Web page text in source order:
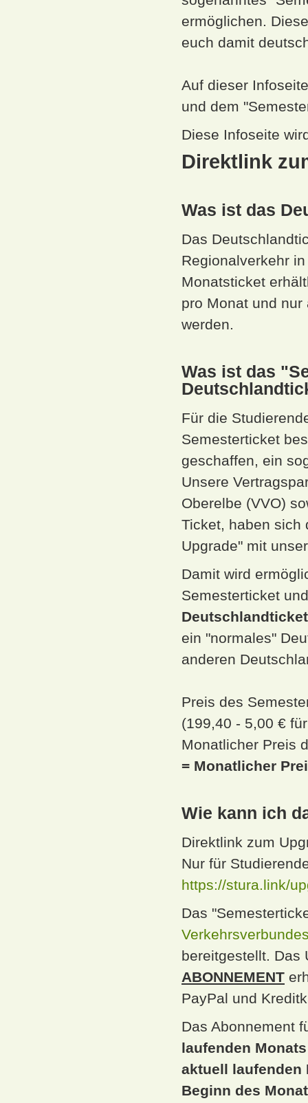
ermöglichen.
euch damit
Auf dieser
und dem
Diese Infoseite
Direktlink
Was ist das
Das
Regionalverkehr
Monatsticket
pro Monat und
werden.
Was ist das
Für die
Semesterticket
geschaffen, ein
Unsere
Oberelbe (VVO)
Ticket, haben sich
Upgrade" mit
Damit wird
Semesterticket
ein "normales"
anderen
Preis des
(199,40 - 5,00 €
Monatlicher Preis
= Monatlicher
Wie kann ich
Direktlink zum
Nur für
https://stura.link/
Das
bereitgestellt. Das
ABONNEMENT
PayPal und
Das Abonnement
laufenden Monats
aktuell laufenden
Beginn des